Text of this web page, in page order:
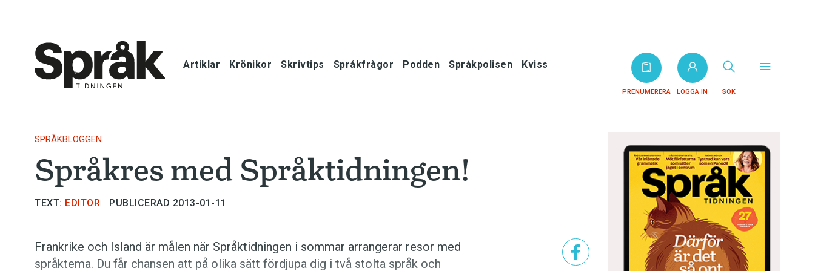
Artiklar Krönikor Skrivtips Språkfrågor Podden Språkpolisen Kviss
PRENUMERERA LOGGA IN SÖK
Krönikor
Språkfrågor
Bokrecensioner
SPRÅKBLOGGEN
Språkres med Språktidningen!
TEXT: EDITOR PUBLICERAD 2013-01-11
Frankrike och Island är målen när Språktidningen i sommar arrangerar resor med
språktema. Du får chansen att på olika sätt fördjupa dig i två stolta språk och